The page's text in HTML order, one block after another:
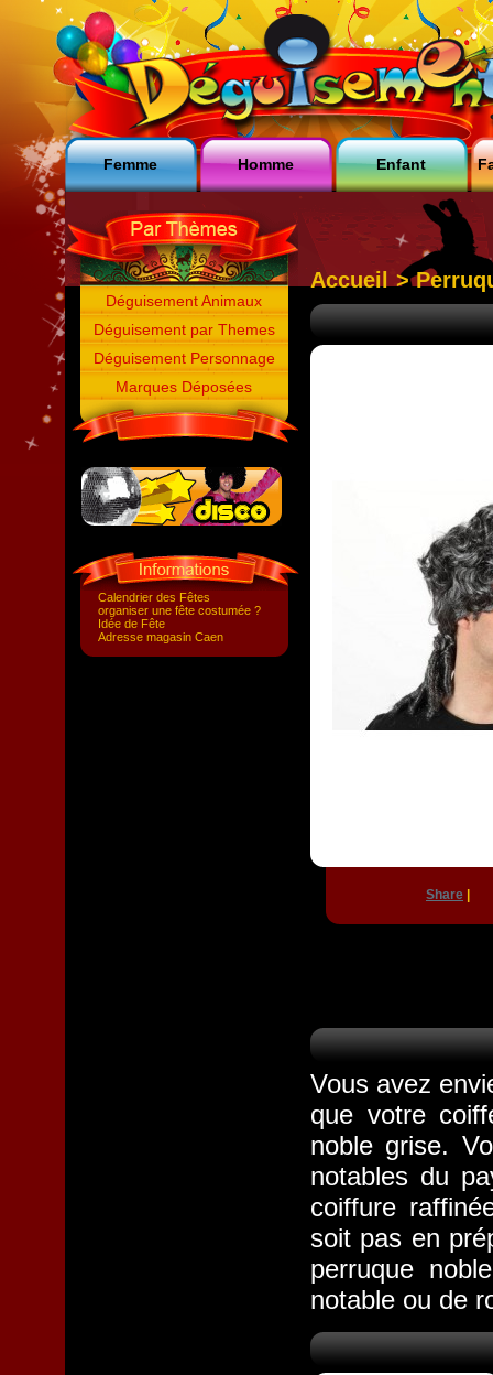
Femme Homme Enfant
Déguisement Animaux
Déguisement par Themes
Déguisement Personnage
Marques Déposées
Calendrier des Fêtes
organiser une fête costumée ?
Idée de Fête
Adresse magasin Caen
Accueil >
Share
Vous avez
que votre
noble grise.
notables du
coiffure
soit pas en
perruque
notable ou de